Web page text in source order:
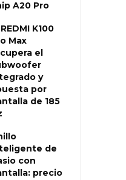
A20 Pro
K100
Max
el
y
por
de 185
de
con
precio